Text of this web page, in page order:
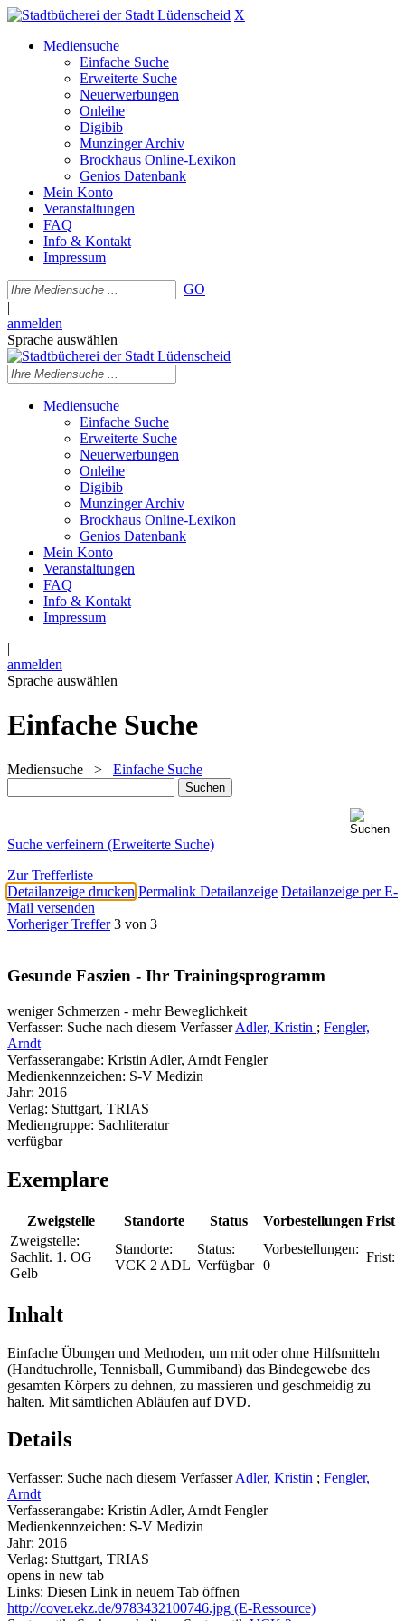
X
Mediensuche
Einfache Suche
Erweiterte Suche
Neuerwerbungen
Onleihe
Digibib
Munzinger Archiv
Brockhaus Online-Lexikon
Genios Datenbank
Mein Konto
Veranstaltungen
FAQ
Info & Kontakt
Impressum
GO
|
anmelden
Sprache auswählen
Mediensuche
Einfache Suche
Erweiterte Suche
Neuerwerbungen
Onleihe
Digibib
Munzinger Archiv
Brockhaus Online-Lexikon
Genios Datenbank
Mein Konto
Veranstaltungen
FAQ
Info & Kontakt
Impressum
|
anmelden
Sprache auswählen
Einfache Suche
Mediensuche > Einfache Suche
Suche verfeinern (Erweiterte Suche)
Zur Trefferliste
Detailanzeige drucken Permalink Detailanzeige Detailanzeige per E-
Mail versenden
Vorheriger Treffer 3 von 3
Gesunde Faszien - Ihr Trainingsprogramm
weniger Schmerzen - mehr Beweglichkeit
Verfasser: Suche nach diesem Verfasser Adler, Kristin ; Fengler,
Arndt
Verfasserangabe: Kristin Adler, Arndt Fengler
Medienkennzeichen: S-V Medizin
Jahr: 2016
Verlag: Stuttgart, TRIAS
Mediengruppe: Sachliteratur
verfügbar
Exemplare
Zweigstelle Standorte Status Vorbestellungen Frist
Zweigstelle:
Sachlit. 1. OG
Gelb
Standorte:
VCK 2 ADL
Status:
Verfügbar
Vorbestellungen:
0
Frist:
Inhalt
Einfache Übungen und Methoden, um mit oder ohne Hilfsmitteln
(Handtuchrolle, Tennisball, Gummiband) das Bindegewebe des
gesamten Körpers zu dehnen, zu massieren und geschmeidig zu
halten. Mit sämtlichen Abläufen auf DVD.
Details
Verfasser: Suche nach diesem Verfasser Adler, Kristin ; Fengler,
Arndt
Verfasserangabe: Kristin Adler, Arndt Fengler
Medienkennzeichen: S-V Medizin
Jahr: 2016
Verlag: Stuttgart, TRIAS
opens in new tab
Links: Diesen Link in neuem Tab öffnen
http://cover.ekz.de/9783432100746.jpg (E-Ressource)